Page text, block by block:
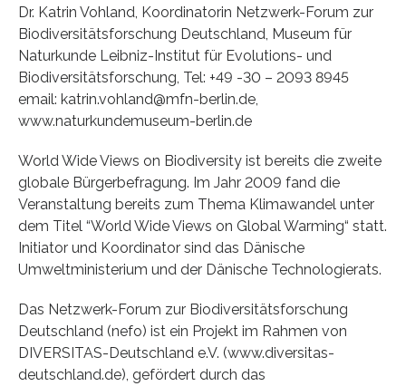
Dr. Katrin Vohland, Koordinatorin Netzwerk-Forum zur
Biodiversitätsforschung Deutschland, Museum für
Naturkunde Leibniz-Institut für Evolutions- und
Biodiversitätsforschung, Tel: +49 -30 – 2093 8945
email: katrin.vohland@mfn-berlin.de,
www.naturkundemuseum-berlin.de
World Wide Views on Biodiversity ist bereits die zweite
globale Bürgerbefragung. Im Jahr 2009 fand die
Veranstaltung bereits zum Thema Klimawandel unter
dem Titel “World Wide Views on Global Warming“ statt.
Initiator und Koordinator sind das Dänische
Umweltministerium und der Dänische Technologierats.
Das Netzwerk-Forum zur Biodiversitätsforschung
Deutschland (nefo) ist ein Projekt im Rahmen von
DIVERSITAS-Deutschland e.V. (www.diversitas-
deutschland.de), gefördert durch das